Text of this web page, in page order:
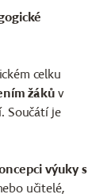
celku
žákův
Součátí je
výuky s
učitelé,